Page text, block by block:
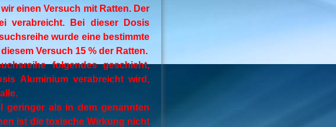
einen Versuch mit Ratten. Der
verabreicht. Bei dieser Dosis
wurde eine bestimmte
Versuch 15 % der Ratten.
folgendes geschieht,
Aluminium verabreicht wird,
geringer als in dem genannten
ist die toxische Wirkung nicht